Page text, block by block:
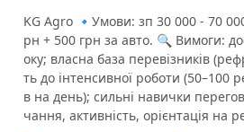
KG Agro 🔹Умови: зп 30 000 - 70
рн + 500 грн за авто. 🔍 Вимоги:
оку; власна база перевізників
ть до інтенсивної роботи (50–100
в на день); сильні навички
чання, активність, орієнтація на